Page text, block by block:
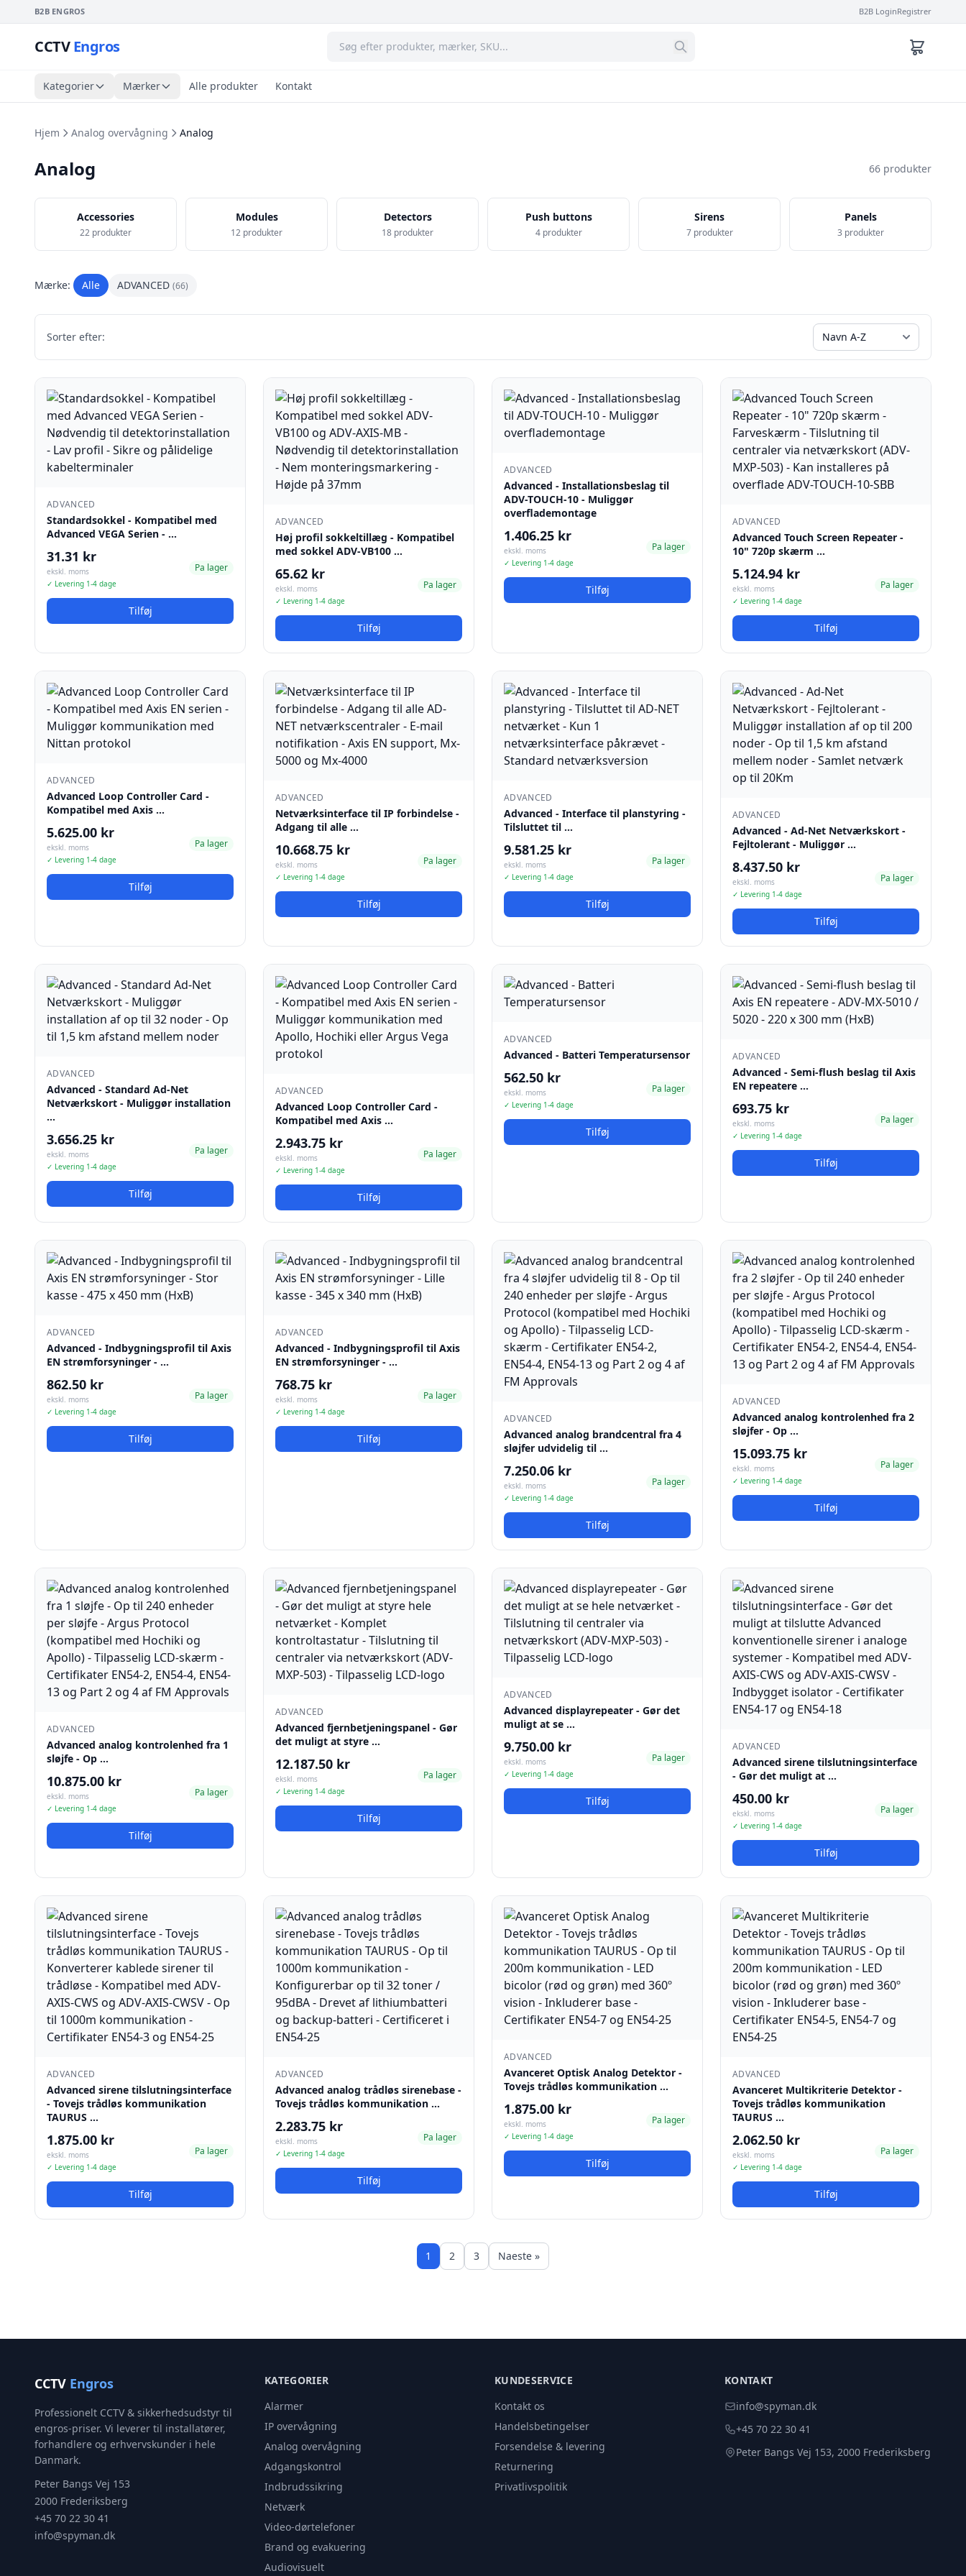
B2B ENGROS B2B LoginRegistrer
CCTVEngros
Kategorier Mærker Alle produkter Kontakt
Hjem Analog overvågning Analog
Analog 66 produkter
Accessories
22 produkter
Modules
12 produkter
Detectors
18 produkter
Push buttons
4 produkter
Sirens
7 produkter
Panels
3 produkter
Mærke: Alle ADVANCED (66)
Sorter efter:
ADVANCED
Standardsokkel - Kompatibel med
Advanced VEGA Serien - …
31.31 kr
ekskl. moms
✓ Levering 1-4 dage
Pa lager
Tilføj
ADVANCED
Høj profil sokkeltillæg - Kompatibel
med sokkel ADV-VB100 …
65.62 kr
ekskl. moms
✓ Levering 1-4 dage
Pa lager
Tilføj
ADVANCED
Advanced - Installationsbeslag til
ADV-TOUCH-10 - Muliggør
overflademontage
1.406.25 kr
ekskl. moms
✓ Levering 1-4 dage
Pa lager
Tilføj
ADVANCED
Advanced Touch Screen Repeater -
10" 720p skærm …
5.124.94 kr
ekskl. moms
✓ Levering 1-4 dage
Pa lager
Tilføj
ADVANCED
Advanced Loop Controller Card -
Kompatibel med Axis …
5.625.00 kr
ekskl. moms
✓ Levering 1-4 dage
Pa lager
Tilføj
ADVANCED
Netværksinterface til IP forbindelse -
Adgang til alle …
10.668.75 kr
ekskl. moms
✓ Levering 1-4 dage
Pa lager
Tilføj
ADVANCED
Advanced - Interface til planstyring -
Tilsluttet til …
9.581.25 kr
ekskl. moms
✓ Levering 1-4 dage
Pa lager
Tilføj
ADVANCED
Advanced - Ad-Net Netværkskort -
Fejltolerant - Muliggør …
8.437.50 kr
ekskl. moms
✓ Levering 1-4 dage
Pa lager
Tilføj
ADVANCED
Advanced - Standard Ad-Net
Netværkskort - Muliggør installation
…
3.656.25 kr
ekskl. moms
✓ Levering 1-4 dage
Pa lager
Tilføj
ADVANCED
Advanced Loop Controller Card -
Kompatibel med Axis …
2.943.75 kr
ekskl. moms
✓ Levering 1-4 dage
Pa lager
Tilføj
ADVANCED
Advanced - Batteri Temperatursensor
562.50 kr
ekskl. moms
✓ Levering 1-4 dage
Pa lager
Tilføj
ADVANCED
Advanced - Semi-flush beslag til Axis
EN repeatere …
693.75 kr
ekskl. moms
✓ Levering 1-4 dage
Pa lager
Tilføj
ADVANCED
Advanced - Indbygningsprofil til Axis
EN strømforsyninger - …
862.50 kr
ekskl. moms
✓ Levering 1-4 dage
Pa lager
Tilføj
ADVANCED
Advanced - Indbygningsprofil til Axis
EN strømforsyninger - …
768.75 kr
ekskl. moms
✓ Levering 1-4 dage
Pa lager
Tilføj
ADVANCED
Advanced analog brandcentral fra 4
sløjfer udvidelig til …
7.250.06 kr
ekskl. moms
✓ Levering 1-4 dage
Pa lager
Tilføj
ADVANCED
Advanced analog kontrolenhed fra 2
sløjfer - Op …
15.093.75 kr
ekskl. moms
✓ Levering 1-4 dage
Pa lager
Tilføj
ADVANCED
Advanced analog kontrolenhed fra 1
sløjfe - Op …
10.875.00 kr
ekskl. moms
✓ Levering 1-4 dage
Pa lager
Tilføj
ADVANCED
Advanced fjernbetjeningspanel - Gør
det muligt at styre …
12.187.50 kr
ekskl. moms
✓ Levering 1-4 dage
Pa lager
Tilføj
ADVANCED
Advanced displayrepeater - Gør det
muligt at se …
9.750.00 kr
ekskl. moms
✓ Levering 1-4 dage
Pa lager
Tilføj
ADVANCED
Advanced sirene tilslutningsinterface
- Gør det muligt at …
450.00 kr
ekskl. moms
✓ Levering 1-4 dage
Pa lager
Tilføj
ADVANCED
Advanced sirene tilslutningsinterface
- Tovejs trådløs kommunikation
TAURUS …
1.875.00 kr
ekskl. moms
✓ Levering 1-4 dage
Pa lager
Tilføj
ADVANCED
Advanced analog trådløs sirenebase -
Tovejs trådløs kommunikation …
2.283.75 kr
ekskl. moms
✓ Levering 1-4 dage
Pa lager
Tilføj
ADVANCED
Avanceret Optisk Analog Detektor -
Tovejs trådløs kommunikation …
1.875.00 kr
ekskl. moms
✓ Levering 1-4 dage
Pa lager
Tilføj
ADVANCED
Avanceret Multikriterie Detektor -
Tovejs trådløs kommunikation
TAURUS …
2.062.50 kr
ekskl. moms
✓ Levering 1-4 dage
Pa lager
Tilføj
1 2 3 Naeste »
CCTV Engros
Professionelt CCTV & sikkerhedsudstyr til
engros-priser. Vi leverer til installatører,
forhandlere og erhvervskunder i hele
Danmark.
Peter Bangs Vej 153
2000 Frederiksberg
+45 70 22 30 41
info@spyman.dk
KATEGORIER
Alarmer
IP overvågning
Analog overvågning
Adgangskontrol
Indbrudssikring
Netværk
Video-dørtelefoner
Brand og evakuering
Audiovisuelt
KUNDESERVICE
Kontakt os
Handelsbetingelser
Forsendelse & levering
Returnering
Privatlivspolitik
KONTAKT
info@spyman.dk
+45 70 22 30 41
Peter Bangs Vej 153, 2000 Frederiksberg